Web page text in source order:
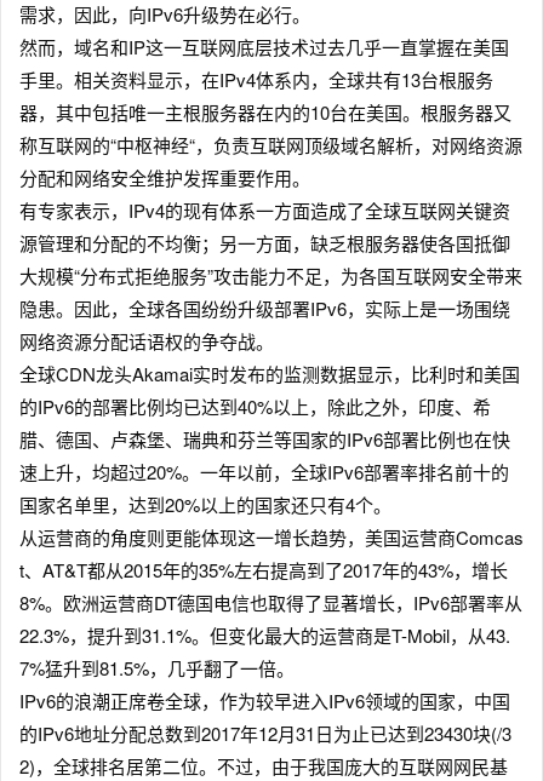
需求，因此，向IPv6升级势在必行。
然而，域名和IP这一互联网底层技术过去几乎一直掌握在美国
手里。相关资料显示，在IPv4体系内，全球共有13台根服务
器，其中包括唯一主根服务器在内的10台在美国。根服务器又
称互联网的“中枢神经“，负责互联网顶级域名解析，对网络资源
分配和网络安全维护发挥重要作用。
有专家表示，IPv4的现有体系一方面造成了全球互联网关键资
源管理和分配的不均衡；另一方面，缺乏根服务器使各国抵御
大规模“分布式拒绝服务”攻击能力不足，为各国互联网安全带来
隐患。因此，全球各国纷纷升级部署IPv6，实际上是一场围绕
网络资源分配话语权的争夺战。
全球CDN龙头Akamai实时发布的监测数据显示，比利时和美国
的IPv6的部署比例均已达到40%以上，除此之外，印度、希
腊、德国、卢森堡、瑞典和芬兰等国家的IPv6部署比例也在快
速上升，均超过20%。一年以前，全球IPv6部署率排名前十的
国家名单里，达到20%以上的国家还只有4个。
从运营商的角度则更能体现这一增长趋势，美国运营商Comcas
t、AT&T都从2015年的35%左右提高到了2017年的43%，增长
8%。欧洲运营商DT德国电信也取得了显著增长，IPv6部署率从
22.3%，提升到31.1%。但变化最大的运营商是T-Mobil，从43.
7%猛升到81.5%，几乎翻了一倍。
IPv6的浪潮正席卷全球，作为较早进入IPv6领域的国家，中国
的IPv6地址分配总数到2017年12月31日为止已达到23430块(/3
2)，全球排名居第二位。不过，由于我国庞大的互联网网民基